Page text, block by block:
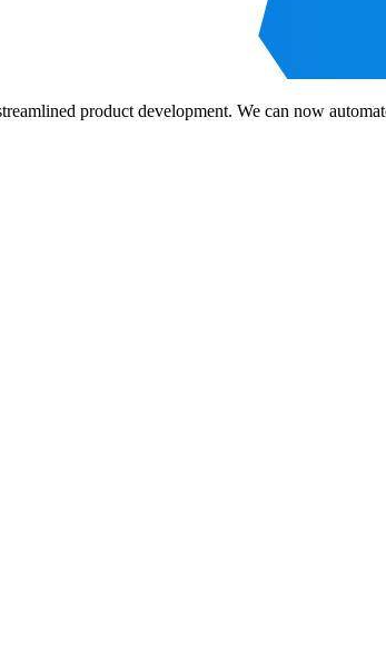
product development. We can now